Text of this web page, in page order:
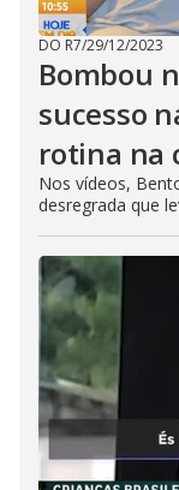
DO R7/29/12/2023
Bombou
sucesso
rotina na
Nos vídeos,
desregrada que